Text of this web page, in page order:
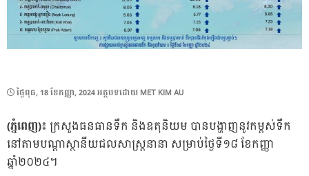
POSTED
ថ្ងៃ​ពុធ, 18 ខែ​កញ្ញា, 2024អត្ថបទដោយ MET KIM AU
(ភ្នំពេញ)៖ក្រសួងធនធានទឹក និងឧតុនិយម បានបង្ហាញនូវកម្ពស់ទឹក
នៅតាមបណ្ដាស្ថានីយជលសាស្ត្រនានា សម្រាប់ថ្ងៃទី១៨ ខែកញ្ញា
ឆ្នាំ២០២៤។